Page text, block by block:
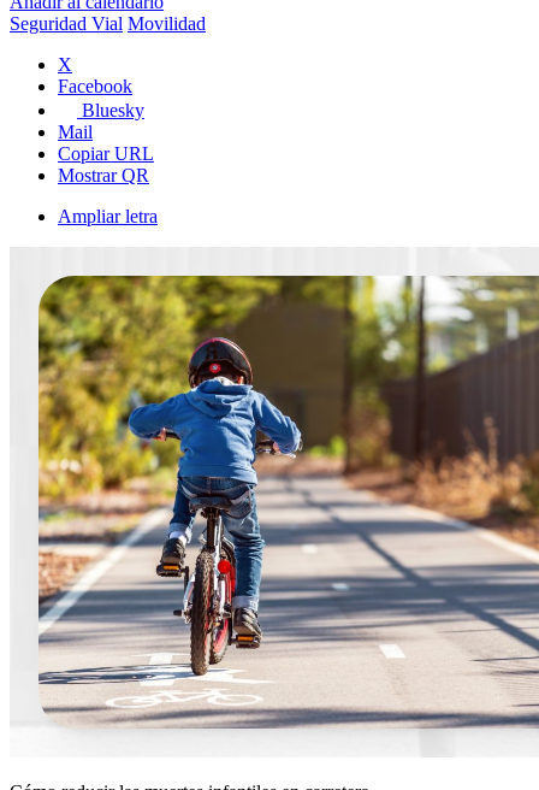
Seguridad Vial Movilidad
X
Facebook
Bluesky
Mail
Copiar URL
Mostrar QR
Ampliar letra